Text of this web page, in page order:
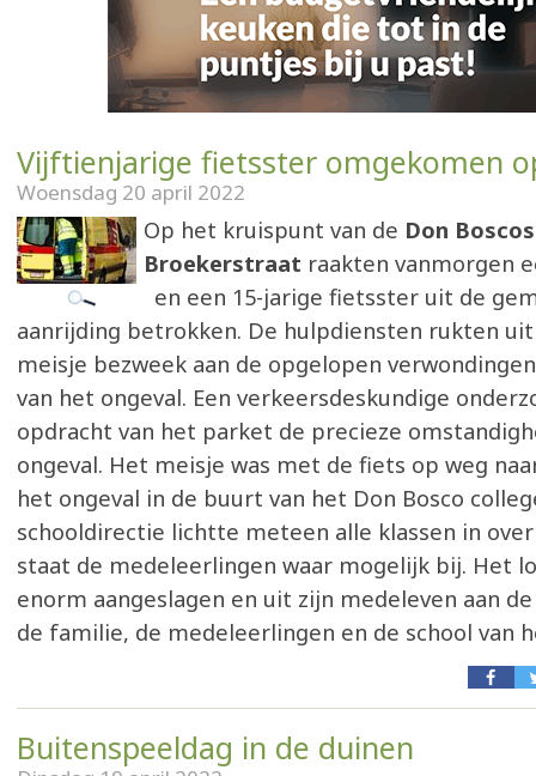
Vijftienjarige fietsster omgekomen
Woensdag 20 april 2022
Op het kruispunt van de Don
Broekerstraat raakten vanmorgen
en een 15-jarige fietsster uit de
aanrijding betrokken. De hulpdiensten rukten
meisje bezweek aan de opgelopen
van het ongeval. Een verkeersdeskundige
opdracht van het parket de precieze
ongeval. Het meisje was met de fiets op weg
het ongeval in de buurt van het Don Bosco
schooldirectie lichtte meteen alle klassen in
staat de medeleerlingen waar mogelijk bij. Het
enorm aangeslagen en uit zijn medeleven aan
de familie, de medeleerlingen en de school van
Buitenspeeldag in de duinen